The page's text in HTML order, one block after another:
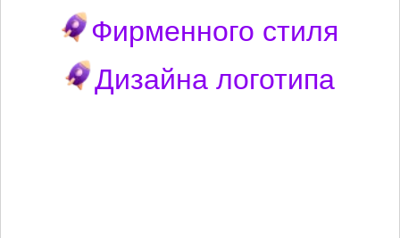
Фирменного стиля
Дизайна логотипа